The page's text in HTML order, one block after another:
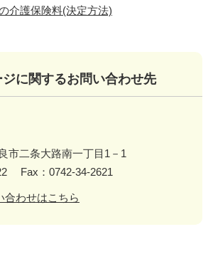
介護保険料(決定方法)
ジに関するお問い合わせ先
市二条大路南一丁目1－1
Fax：0742-34-2621
合わせはこちら